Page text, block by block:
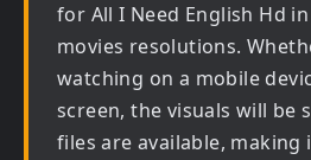
for All I Need English Hd
movies resolutions.
watching on a mobile
screen, the visuals will be
files are available, making